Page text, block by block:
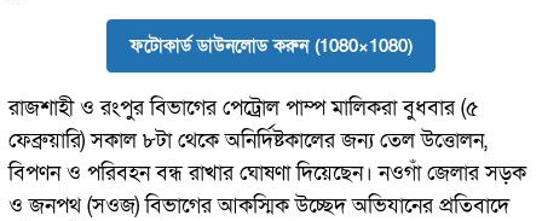
ফটোকার্ড ডাউনলোড করুন (1080×1080)
রাজশাহী ও রংপুর বিভাগের পেট্রোল পাম্প মালিকরা বুধবার (৫
ফেব্রুয়ারি) সকাল ৮টা থেকে অনির্দিষ্টকালের জন্য তেল উত্তোলন,
বিপণন ও পরিবহন বন্ধ রাখার ঘোষণা দিয়েছেন। নওগাঁ জেলার সড়ক
ও জনপথ (সওজ) বিভাগের আকস্মিক উচ্ছেদ অভিযানের প্রতিবাদে